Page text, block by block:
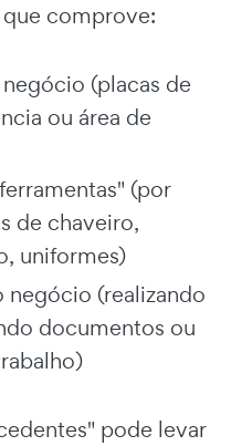
que comprove:
(placas de
ou área de
(por
de chaveiro,
uniformes)
negócio (realizando
documentos ou
pode levar